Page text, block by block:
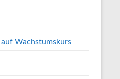
Wachstumskurs